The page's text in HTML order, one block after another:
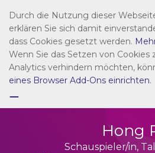
☰
Hong
Schauspieler/in,
Durch die Nutzung dieser
erklären Sie sich damit
dass Cookies gesetzt werden.
Wenn Sie das Setzen von Cookies
Analytics verhindern möchten,
eines Browser Add-Ons einrichten.